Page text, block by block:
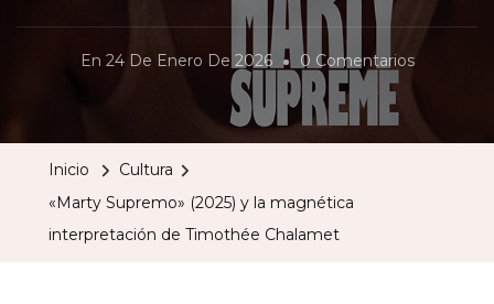
En 24 De Enero De 2026 0 ComentariosEn
Supremo»
Inicio
Cultura
«Marty Supremo» (2025) y la magnética
interpretación de Timothée Chalamet